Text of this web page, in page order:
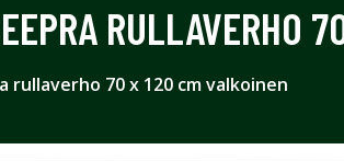
RULLAVERHO
rullaverho 70 x 120 cm valkoinen